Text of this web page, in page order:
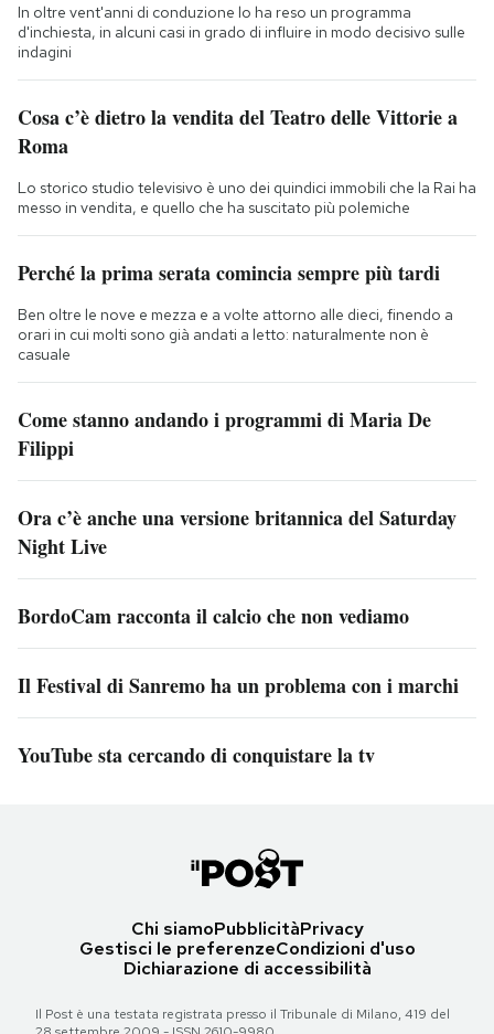
In oltre vent'anni di conduzione lo ha reso un programma
d'inchiesta, in alcuni casi in grado di influire in modo decisivo sulle
indagini
Cosa c’è dietro la vendita del Teatro delle Vittorie a
Roma
Lo storico studio televisivo è uno dei quindici immobili che la Rai ha
messo in vendita, e quello che ha suscitato più polemiche
Perché la prima serata comincia sempre più tardi
Ben oltre le nove e mezza e a volte attorno alle dieci, finendo a
orari in cui molti sono già andati a letto: naturalmente non è
casuale
Come stanno andando i programmi di Maria De
Filippi
Ora c’è anche una versione britannica del Saturday
Night Live
BordoCam racconta il calcio che non vediamo
Il Festival di Sanremo ha un problema con i marchi
YouTube sta cercando di conquistare la tv
Chi siamoPubblicitàPrivacy
Gestisci le preferenzeCondizioni d'uso
Dichiarazione di accessibilità
Il Post è una testata registrata presso il Tribunale di Milano, 419 del